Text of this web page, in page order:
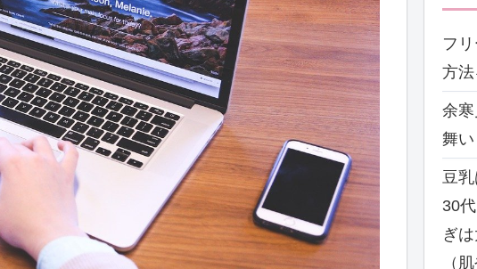
フ
方
余
舞
豆
30
ぎ
（